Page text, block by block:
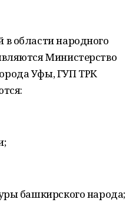
области народного
Министерство
Уфы, ГУП ТРК
башкирского народа;